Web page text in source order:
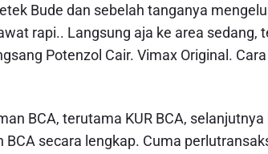
Bude dan sebelah tanganya
rapi.. Langsung aja ke area sedang,
Potenzol Cair. Vimax Original.
BCA, terutama KUR BCA,
BCA secara lengkap. Cuma